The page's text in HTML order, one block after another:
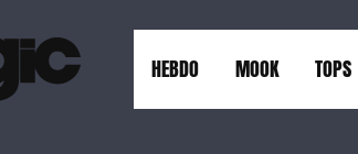
HEBDO MOOK TOPS